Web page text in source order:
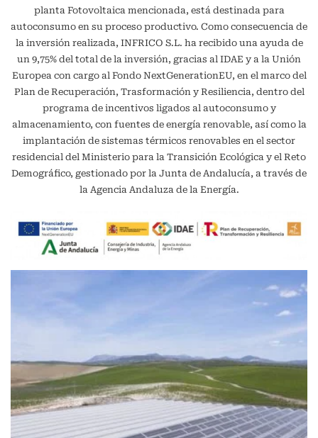
planta Fotovoltaica mencionada, está destinada para
autoconsumo en su proceso productivo. Como consecuencia de
la inversión realizada, INFRICO S.L. ha recibido una ayuda de
un 9,75% del total de la inversión, gracias al IDAE y a la Unión
Europea con cargo al Fondo NextGenerationEU, en el marco del
Plan de Recuperación, Trasformación y Resiliencia, dentro del
programa de incentivos ligados al autoconsumo y
almacenamiento, con fuentes de energía renovable, así como la
implantación de sistemas térmicos renovables en el sector
residencial del Ministerio para la Transición Ecológica y el Reto
Demográfico, gestionado por la Junta de Andalucía, a través de
la Agencia Andaluza de la Energía.